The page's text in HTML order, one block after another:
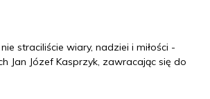
straciliście wiary, nadziei i miłości -
Jan Józef Kasprzyk, zawracając się do